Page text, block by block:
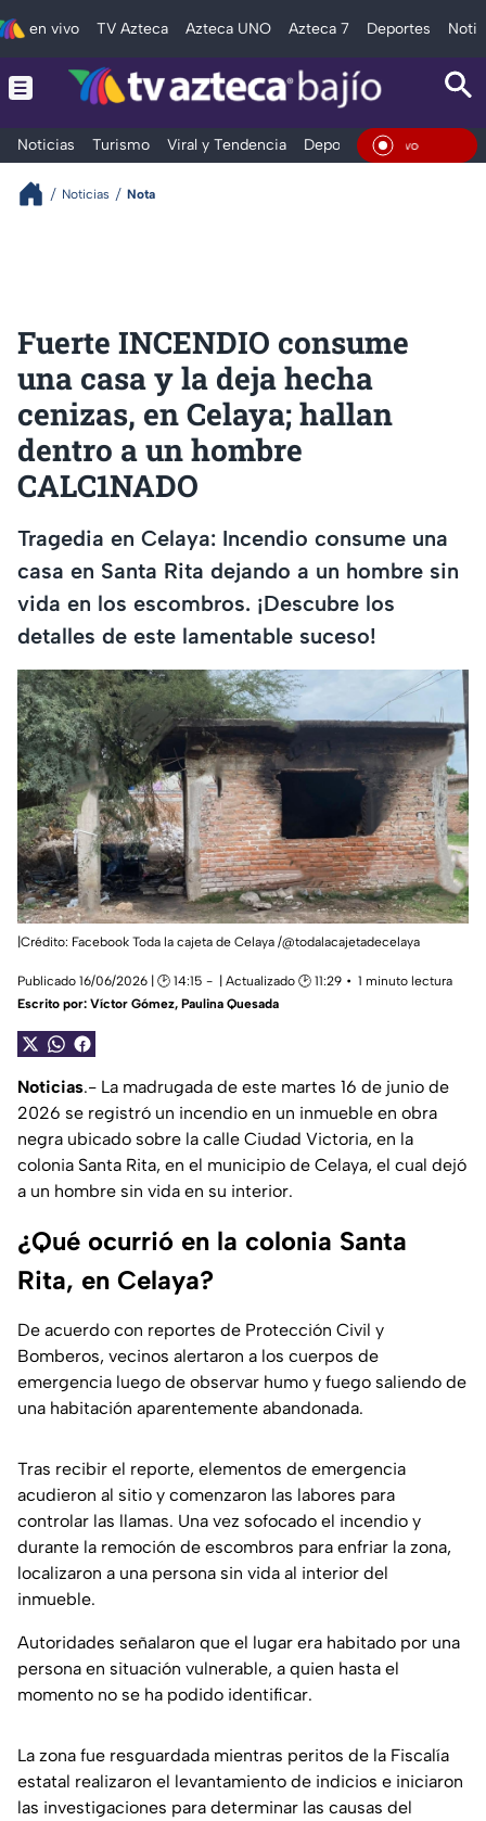
en vivo TV Azteca Azteca UNO Azteca 7 Deportes
Noticias Turismo Viral y Tendencia Deportes Espectáculos
En
Noticias Nota
Fuerte INCENDIO consume
una casa y la deja hecha
cenizas, en Celaya; hallan
dentro a un hombre
CALC1NADO
Tragedia en Celaya: Incendio consume una
casa en Santa Rita dejando a un hombre sin
vida en los escombros. ¡Descubre los
detalles de este lamentable suceso!
|Crédito: Facebook Toda la cajeta de Celaya /@todalacajetadecelaya
Publicado 16/06/2026 | 🕑 14:15 | Actualizado 🕑 11:29
1 minuto lectura
Escrito por: Víctor Gómez, Paulina Quesada
Noticias.- La madrugada de este martes 16 de junio de
2026 se registró un incendio en un inmueble en obra
negra ubicado sobre la calle Ciudad Victoria, en la
colonia Santa Rita, en el municipio de Celaya, el cual dejó
a un hombre sin vida en su interior.
¿Qué ocurrió en la colonia Santa
Rita, en Celaya?
De acuerdo con reportes de Protección Civil y
Bomberos, vecinos alertaron a los cuerpos de
emergencia luego de observar humo y fuego saliendo de
una habitación aparentemente abandonada.
Tras recibir el reporte, elementos de emergencia
acudieron al sitio y comenzaron las labores para
controlar las llamas. Una vez sofocado el incendio y
durante la remoción de escombros para enfriar la zona,
localizaron a una persona sin vida al interior del
inmueble.
Autoridades señalaron que el lugar era habitado por una
persona en situación vulnerable, a quien hasta el
momento no se ha podido identificar.
La zona fue resguardada mientras peritos de la Fiscalía
estatal realizaron el levantamiento de indicios e iniciaron
las investigaciones para determinar las causas del